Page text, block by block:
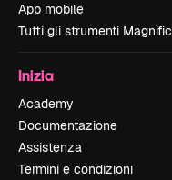
App mobile
Tutti gli strumenti Magnific
Inizia
Academy
Documentazione
Assistenza
Termini e condizioni